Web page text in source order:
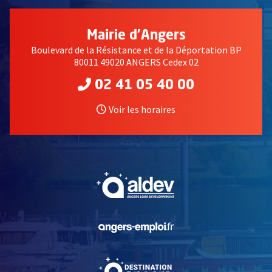
Mairie d'Angers
Boulevard de la Résistance et de la Déportation BP
80011 49020 ANGERS Cedex 02
02 41 05 40 00
Voir les horaires
, Ouvre une nouvelle